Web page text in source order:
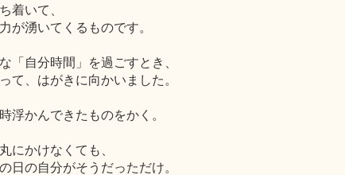
着いて、
が湧いてくるものです。
「自分時間」を過ごすとき、
て、はがきに向かいました。
浮かんできたものをかく。
にかけなくても、
日の自分がそうだっただけ。